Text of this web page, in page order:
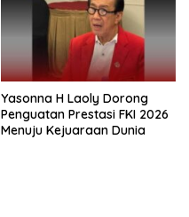
Yasonna H Laoly Dorong
Penguatan Prestasi FKI 2026
Menuju Kejuaraan Dunia